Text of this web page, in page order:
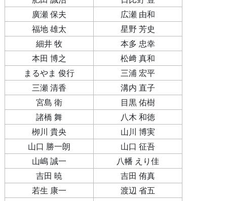
廣瀬 保夫
広瀬 由和
福地 雄太
星野 芳史
細井 牧
本多 忠幸
本田 博之
松﨑 真和
まるやま 俊行
三浦 宏平
三瀬 清香
溝内 直子
宮島 衛
目黒 佑樹
諸橋 舞
八木 和徳
栁川 貴央
山川 博実
山口 勝一朗
山口 征吾
山嶋 誠一
八幡 えり佳
吉田 暁
吉田 侑真
若生 康一
渡辺 省五